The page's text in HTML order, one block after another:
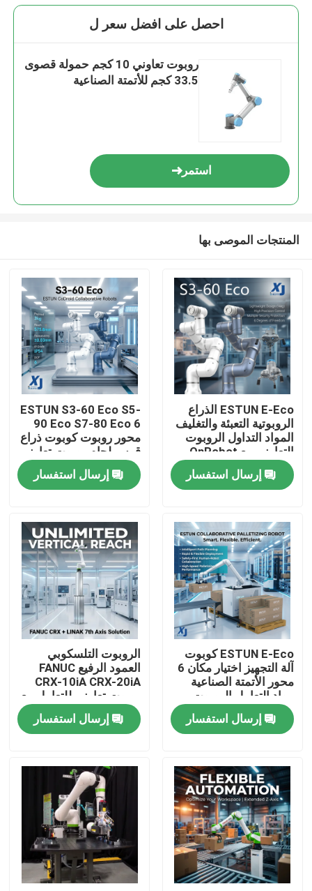
المنزل
المنتجات
فيديوهات
معلومات عنا
جولة في المعمل
رقابة جودة
مدونة
اطلب اقتباس
ذراع روبوت صناعي
احصل على افضل سعر ل
روبوت تعاوني 10 كجم حمولة قصوى
33.5 كجم للأتمتة الصناعية
استمر
المنتجات الموصى بها
ESTUN E-Eco الذراع
الروبوتية التعبئة والتغليف
المواد التداول الروبوت
التعاوني مع OnRobot
المقبض
إرسال استفسار
ESTUN S3-60 Eco S5-
90 Eco S7-80 Eco 6
محور روبوت كوبوت ذراع
قوس لحام روبوت تعاوني
CNGBS محرك تحديد
المواقع لحامإرسال استفسار
ESTUN E-Eco كوبوت
آلة التجهيز اختيار مكان 6
محور الأتمتة الصناعية
مواد التعامل الروبوت
التعاوني
إرسال استفسار
الروبوت التلسكوبي
العمود الرفيع FANUC
CRX-10iA CRX-20iA
روبوت تعاوني للتعامل مع
الحاويات
إرسال استفسار